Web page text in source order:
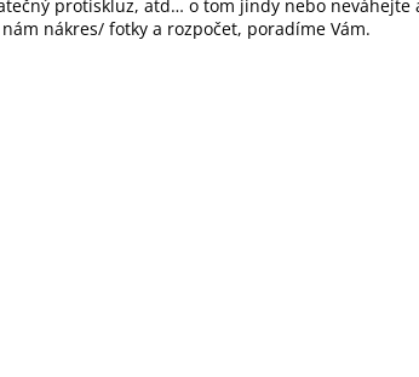
protiskluz, atd… o tom jindy nebo neváhejte
nákres/ fotky a rozpočet, poradíme Vám.